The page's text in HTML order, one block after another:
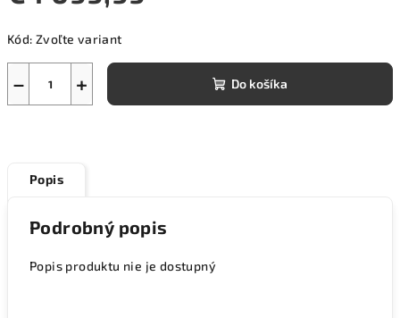
cena:
Kód: Zvoľte variant
+
− Do košíka
Popis
Podrobný popis
Popis produktu nie je dostupný